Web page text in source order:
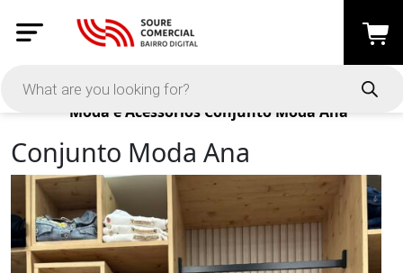
Products
Moda e Acessórios Conjunto Moda Ana
Conjunto Moda Ana